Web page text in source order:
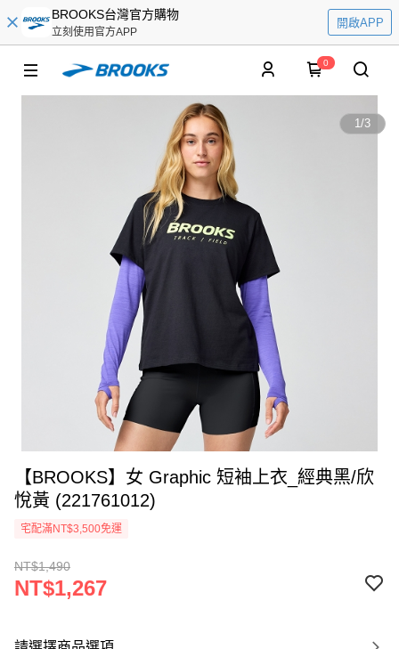
BROOKS台灣官方購物
立刻使用官方APP
開啟APP
0
1/3
【BROOKS】女 Graphic 短袖上衣_經典黑/欣
悅黃 (221761012)
宅配滿NT$3,500免運
NT$1,490
NT$1,267